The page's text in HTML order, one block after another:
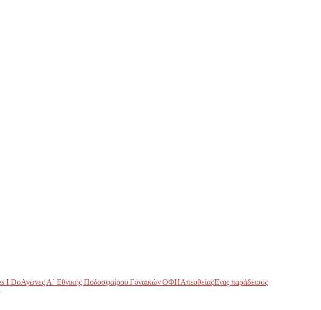
I DoΑγώνες Α΄ Εθνικής Ποδοσφαίρου Γυναικών ΟΦΗΑπευθείαςΈνας παράδεισος